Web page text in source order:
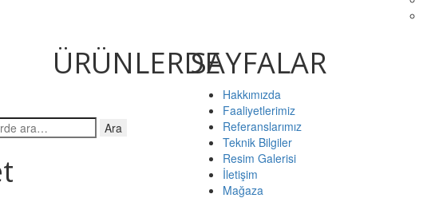
Ara
SAYFALAR
Hakkımızda
Faaliyetlerimiz
Referanslarımız
Teknik Bilgiler
Resim Galerisi
İletişim
Mağaza